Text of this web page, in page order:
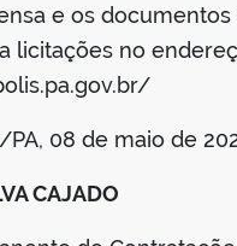
e os
licitações no
PA, 08 de maio de
CAJADO